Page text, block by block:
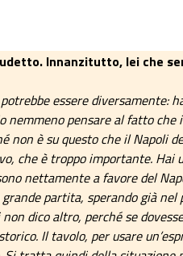
Innanzitutto, lei che
essere diversamente:
nemmeno pensare al fatto che
non è su questo che il Napoli
che è troppo importante. Hai
nettamente a favore del
partita, sperando già nel
dico altro, perché se
Il tavolo, per usare